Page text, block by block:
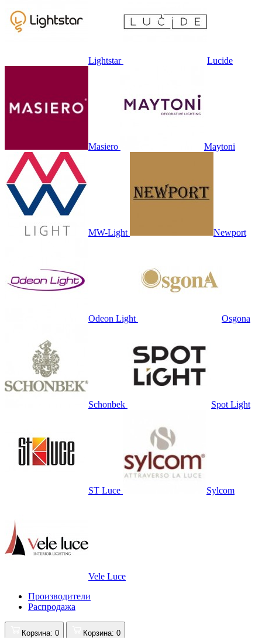
Lightstar Lucide
Masiero Maytoni
MW-Light Newport
Odeon Light Osgona
Schonbek Spot Light
ST Luce Sylcom
Vele Luce
Производители
Распродажа
Корзина: 0 Корзина: 0